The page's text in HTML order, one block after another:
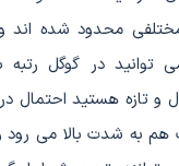
محدود شده اند
در گوگل رتبه
و تازه هستید احتمال
به شدت بالا می رود